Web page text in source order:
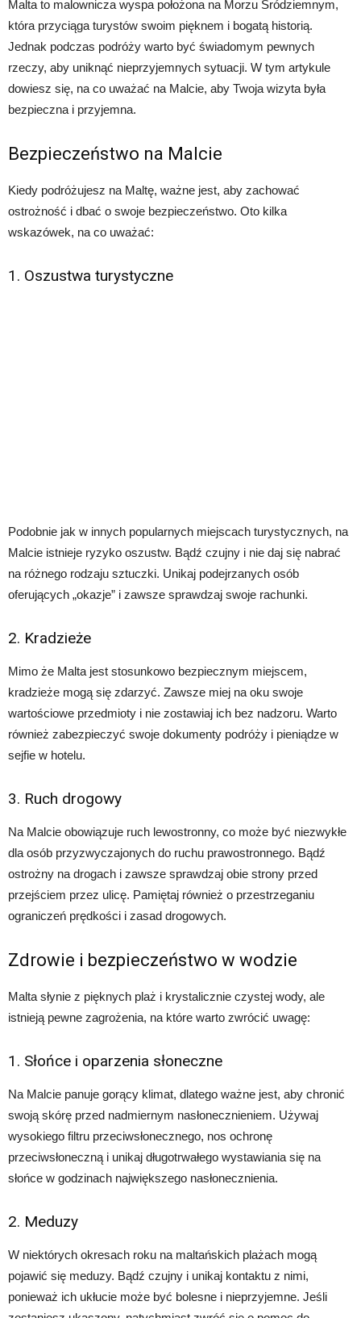
Malta to malownicza wyspa położona na Morzu Śródziemnym,
która przyciąga turystów swoim pięknem i bogatą historią.
Jednak podczas podróży warto być świadomym pewnych
rzeczy, aby uniknąć nieprzyjemnych sytuacji. W tym artykule
dowiesz się, na co uważać na Malcie, aby Twoja wizyta była
bezpieczna i przyjemna.
Bezpieczeństwo na Malcie
Kiedy podróżujesz na Maltę, ważne jest, aby zachować
ostrożność i dbać o swoje bezpieczeństwo. Oto kilka
wskazówek, na co uważać:
1. Oszustwa turystyczne
Podobnie jak w innych popularnych miejscach turystycznych, na
Malcie istnieje ryzyko oszustw. Bądź czujny i nie daj się nabrać
na różnego rodzaju sztuczki. Unikaj podejrzanych osób
oferujących „okazje” i zawsze sprawdzaj swoje rachunki.
2. Kradzieże
Mimo że Malta jest stosunkowo bezpiecznym miejscem,
kradzieże mogą się zdarzyć. Zawsze miej na oku swoje
wartościowe przedmioty i nie zostawiaj ich bez nadzoru. Warto
również zabezpieczyć swoje dokumenty podróży i pieniądze w
sejfie w hotelu.
3. Ruch drogowy
Na Malcie obowiązuje ruch lewostronny, co może być niezwykłe
dla osób przyzwyczajonych do ruchu prawostronnego. Bądź
ostrożny na drogach i zawsze sprawdzaj obie strony przed
przejściem przez ulicę. Pamiętaj również o przestrzeganiu
ograniczeń prędkości i zasad drogowych.
Zdrowie i bezpieczeństwo w wodzie
Malta słynie z pięknych plaż i krystalicznie czystej wody, ale
istnieją pewne zagrożenia, na które warto zwrócić uwagę:
1. Słońce i oparzenia słoneczne
Na Malcie panuje gorący klimat, dlatego ważne jest, aby chronić
swoją skórę przed nadmiernym nasłonecznieniem. Używaj
wysokiego filtru przeciwsłonecznego, nos ochronę
przeciwsłoneczną i unikaj długotrwałego wystawiania się na
słońce w godzinach największego nasłonecznienia.
2. Meduzy
W niektórych okresach roku na maltańskich plażach mogą
pojawić się meduzy. Bądź czujny i unikaj kontaktu z nimi,
ponieważ ich ukłucie może być bolesne i nieprzyjemne. Jeśli